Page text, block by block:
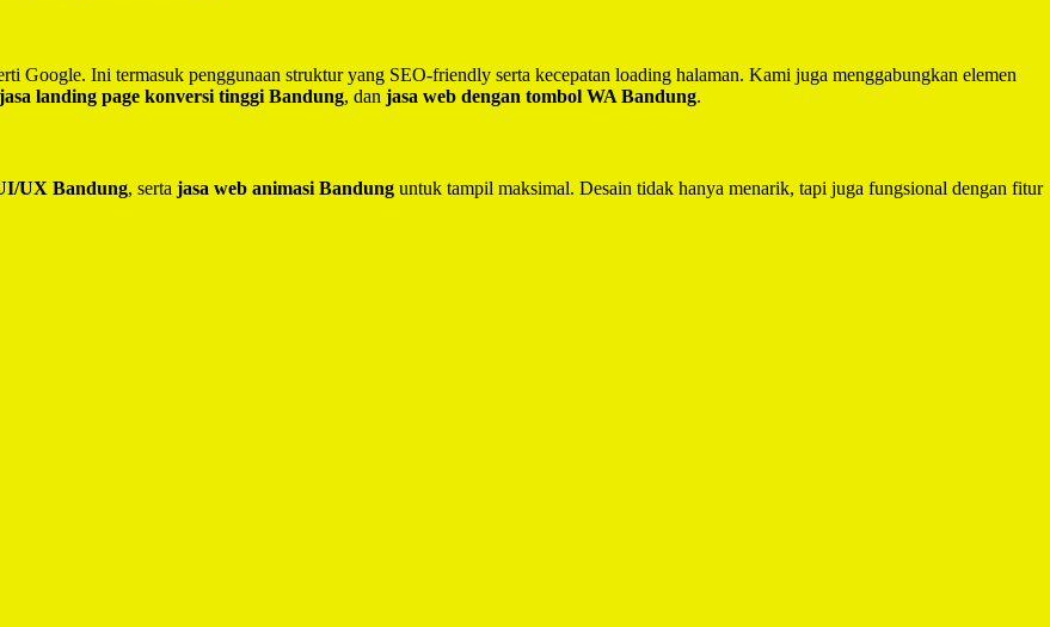
Google. Ini termasuk penggunaan struktur yang SEO-friendly serta kecepatan loading halaman. Kami juga menggabungkan elemen
jasa landing page konversi tinggi Bandung, dan jasa web dengan tombol WA Bandung.
UX Bandung, serta jasa web animasi Bandung untuk tampil maksimal. Desain tidak hanya menarik, tapi juga fungsional dengan fitur